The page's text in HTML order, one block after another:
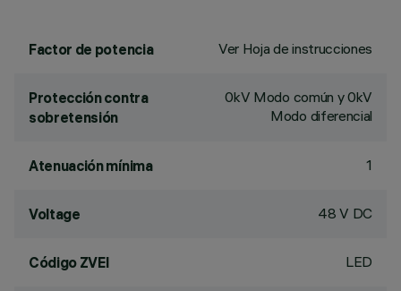
Factor de potencia Ver Hoja de instrucciones
Protección contra
sobretensión
0kV Modo común y 0kV
Modo diferencial
Atenuación mínima 1
Voltage 48 V DC
Código ZVEI LED